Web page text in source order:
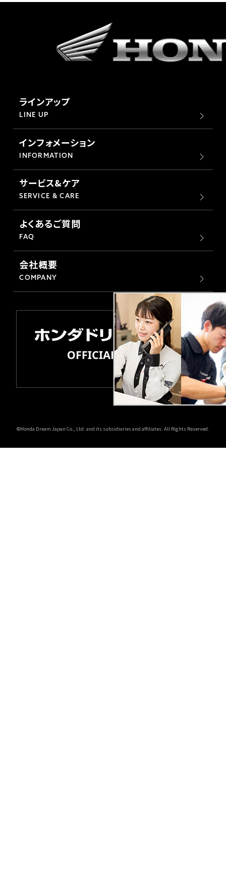
ラインアップ
LINE UP
インフォメーション
INFORMATION
サービス&ケア
SERVICE & CARE
よくあるご質問
FAQ
会社概要
COMPANY
©Honda Dream Japan Co., Ltd. and its subsidiaries and affiliates. All Rights Reserved.